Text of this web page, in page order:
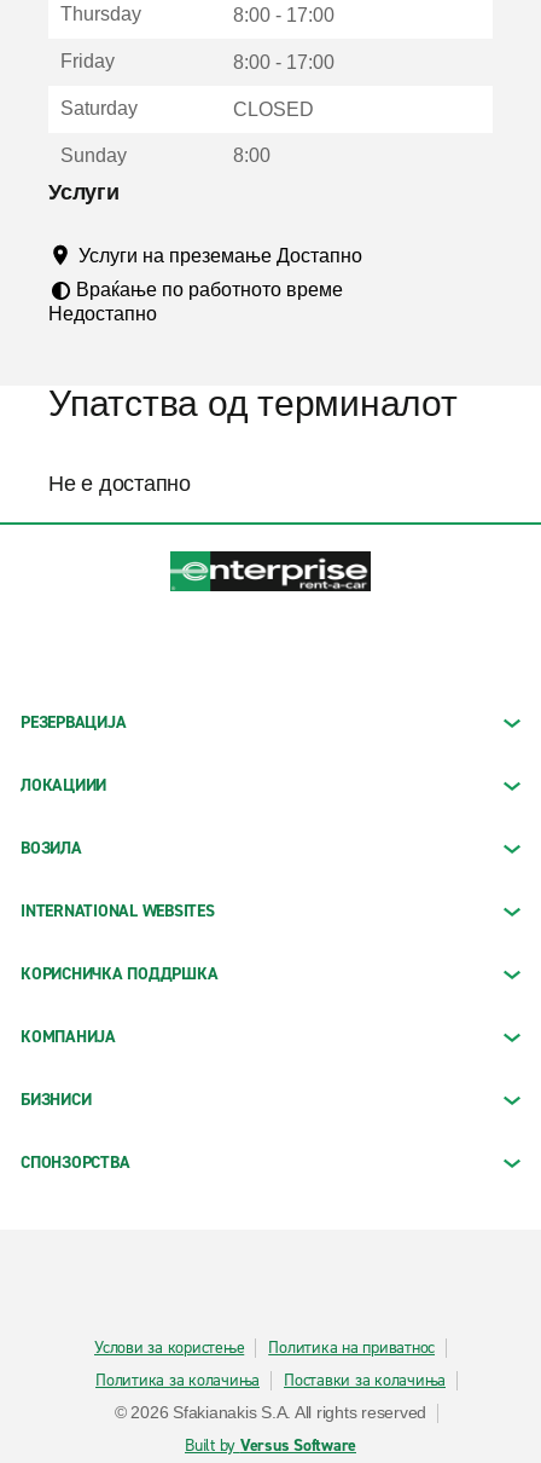
о
р
Thursday 8:00 - 17:00
Friday 8:00 - 17:00
Saturday CLOSED
Sunday 8:00
Услуги
Услуги на преземање Достапно
Враќање по работното време
Недостапно
Упатства од терминалот
Не е достапно
РЕЗЕРВАЦИЈА
ЛОКАЦИИИ
ВОЗИЛА
INTERNATIONAL WEBSITES
КОРИСНИЧКА ПОДДРШКА
КОМПАНИЈА
БИЗНИСИ
СПОНЗОРСТВА
Услови за користење
Политика на приватнос
Политика за колачиња
Поставки за колачиња
© 2026 Sfakianakis S.A. All rights reserved
Built by Versus Software